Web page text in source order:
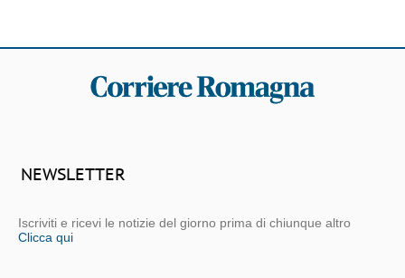
NEWSLETTER
Iscriviti e ricevi le notizie del giorno prima di chiunque altro
Clicca qui